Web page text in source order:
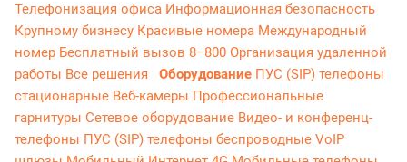
Телефонизация офиса Информационная безопасность
Крупному бизнесу Красивые номера Международный
номер Бесплатный вызов 8−800 Организация удаленной
работы Все решения Оборудование ПУС (SIP) телефоны
стационарные Веб-камеры Профессиональные
гарнитуры Сетевое оборудование Видео- и конференц-
телефоны ПУС (SIP) телефоны беспроводные VoIP